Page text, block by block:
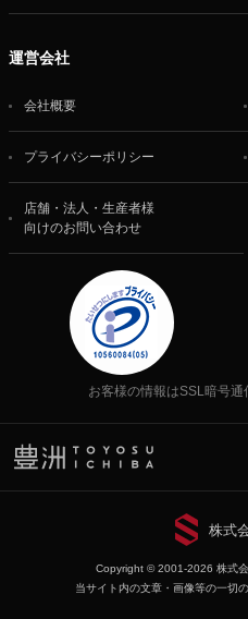
運営会社
会社概要
プライバシーポリシー
店舗・法人・生産者様
向けのお問い合わせ
お客様の情報はSSL暗号
株式
Copyright © 2001-2026 株式
当サイト内の文章・画像等の一切